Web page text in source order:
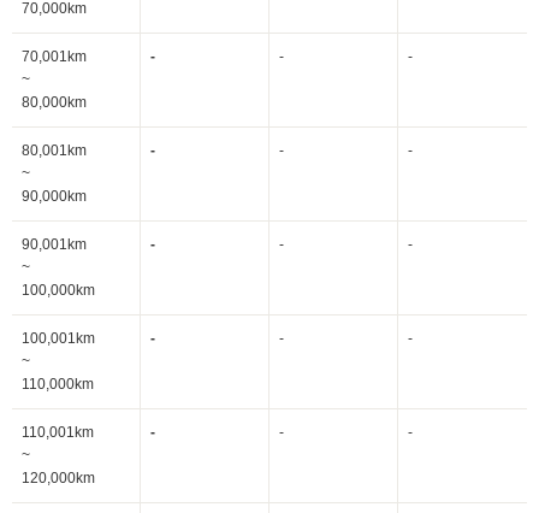
70,000km
70,001km
~
80,000km
- - -
80,001km
~
90,000km
- - -
90,001km
~
100,000km
- - -
100,001km
~
110,000km
- - -
110,001km
~
120,000km
- - -